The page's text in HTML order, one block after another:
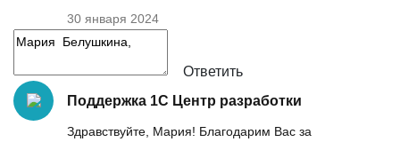
30 января 2024
Ответить
Поддержка 1С Центр разработки
Здравствуйте, Мария! Благодарим Вас за